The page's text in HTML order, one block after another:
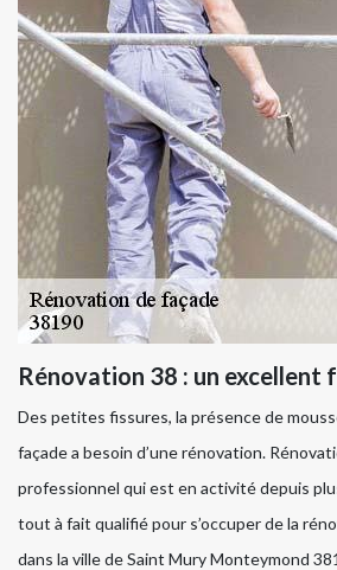
Rénovation 38 : un excellent
Des petites fissures, la présence de
façade a besoin d’une rénovation.
professionnel qui est en activité depuis
tout à fait qualifié pour s’occuper de la
dans la ville de Saint Mury Monteymond